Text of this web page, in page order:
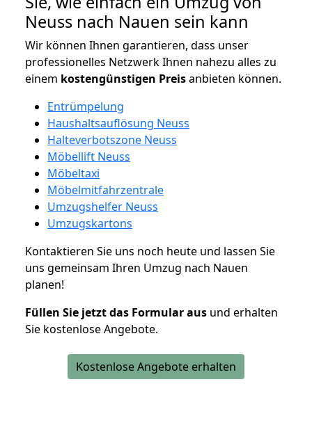
Neuss nach Nauen sein kann
Wir können Ihnen garantieren, dass unser
professionelles Netzwerk Ihnen nahezu alles zu
einem kostengünstigen Preisanbieten können.
Entrümpelung
Haushaltsauflösung Neuss
Halteverbotszone Neuss
Möbellift Neuss
Möbeltaxi
Möbelmitfahrzentrale
Umzugshelfer Neuss
Umzugskartons
Kontaktieren Sie uns noch heute und lassen Sie
uns gemeinsam Ihren Umzug nach Nauen
planen!
Füllen Sie jetzt das Formular aus und erhalten
Sie kostenlose Angebote.
Kostenlose Angebote erhalten